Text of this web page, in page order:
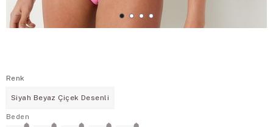
Renk
Siyah Beyaz Çiçek Desenli
Beden